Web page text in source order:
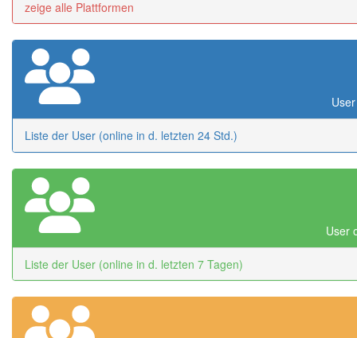
zeige alle Plattformen
Liste der User (online in d. letzten 24 Std.)
User
Liste der User (online in d. letzten 7 Tagen)